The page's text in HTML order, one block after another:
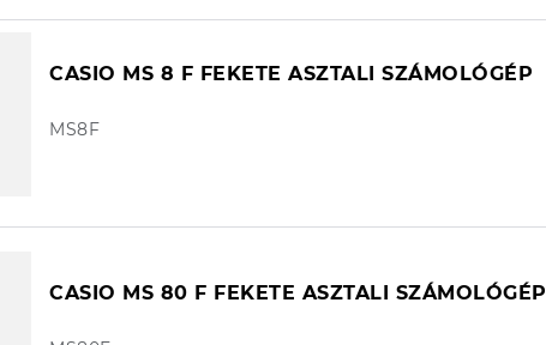
CASIO MS 8 F FEKETE ASZTALI SZÁMOLÓGÉP
MS8F
CASIO MS 80 F FEKETE ASZTALI SZÁMOLÓGÉP